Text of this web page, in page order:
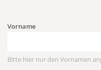
Vorname
Bitte hier nur den Vornamen